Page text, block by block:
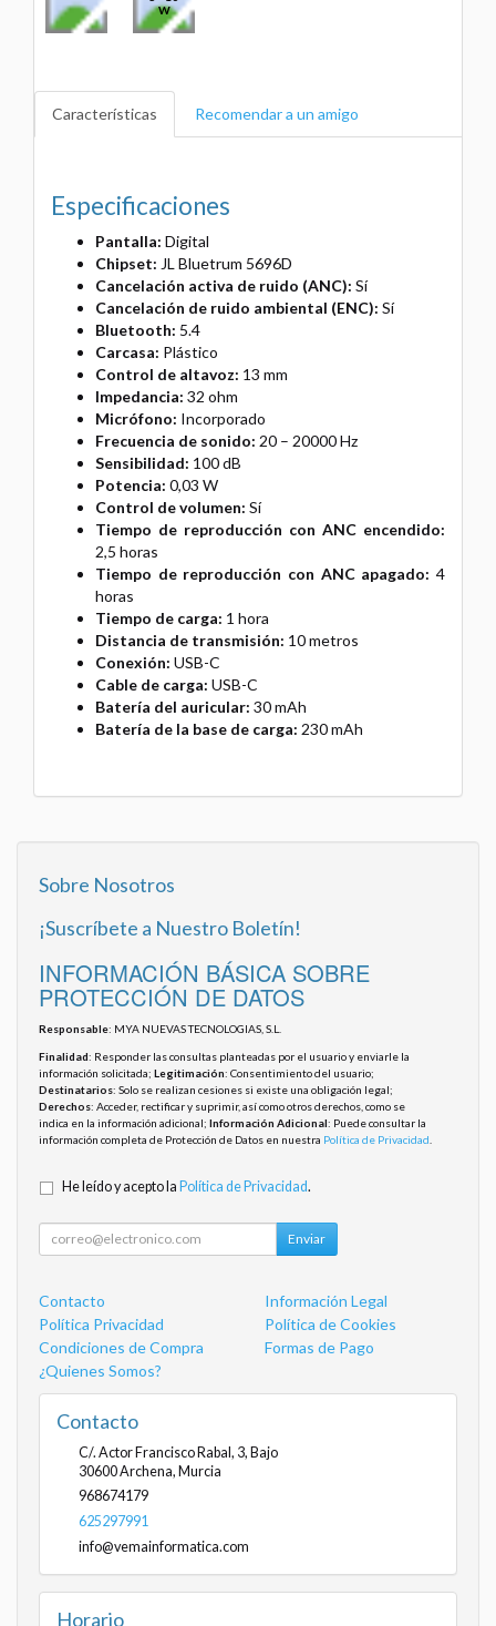
W
Características Recomendar a un amigo
Especificaciones
Pantalla: Digital
Chipset: JL Bluetrum 5696D
Cancelación activa de ruido (ANC): Sí
Cancelación de ruido ambiental (ENC): Sí
Bluetooth: 5.4
Carcasa: Plástico
Control de altavoz: 13 mm
Impedancia: 32 ohm
Micrófono: Incorporado
Frecuencia de sonido: 20 – 20000 Hz
Sensibilidad: 100 dB
Potencia: 0,03 W
Control de volumen: Sí
Tiempo de reproducción con ANC encendido:
2,5 horas
Tiempo de reproducción con ANC apagado: 4
horas
Tiempo de carga: 1 hora
Distancia de transmisión: 10 metros
Conexión: USB-C
Cable de carga: USB-C
Batería del auricular: 30 mAh
Batería de la base de carga: 230 mAh
Sobre Nosotros
¡Suscríbete a Nuestro Boletín!
INFORMACIÓN BÁSICA SOBRE
PROTECCIÓN DE DATOS
Responsable: MYA NUEVAS TECNOLOGIAS, S.L.
Finalidad: Responder las consultas planteadas por el usuario y enviarle la
información solicitada; Legitimación: Consentimiento del usuario;
Destinatarios: Solo se realizan cesiones si existe una obligación legal;
Derechos: Acceder, rectificar y suprimir, así como otros derechos, como se
indica en la información adicional; Información Adicional: Puede consultar la
información completa de Protección de Datos en nuestra Política de Privacidad
He leído y acepto la Política de Privacidad.
Enviar
Contacto
Información Legal
Política Privacidad
Política de Cookies
Condiciones de Compra
Formas de Pago
¿Quienes Somos?
Contacto
C/. Actor Francisco Rabal, 3, Bajo
30600Archena, Murcia
968674179
625297991
info@vemainformatica.com
Horario